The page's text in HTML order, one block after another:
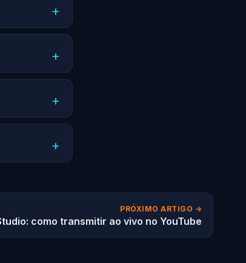
PRÓXIMO ARTIGO →
como transmitir ao vivo no YouTube